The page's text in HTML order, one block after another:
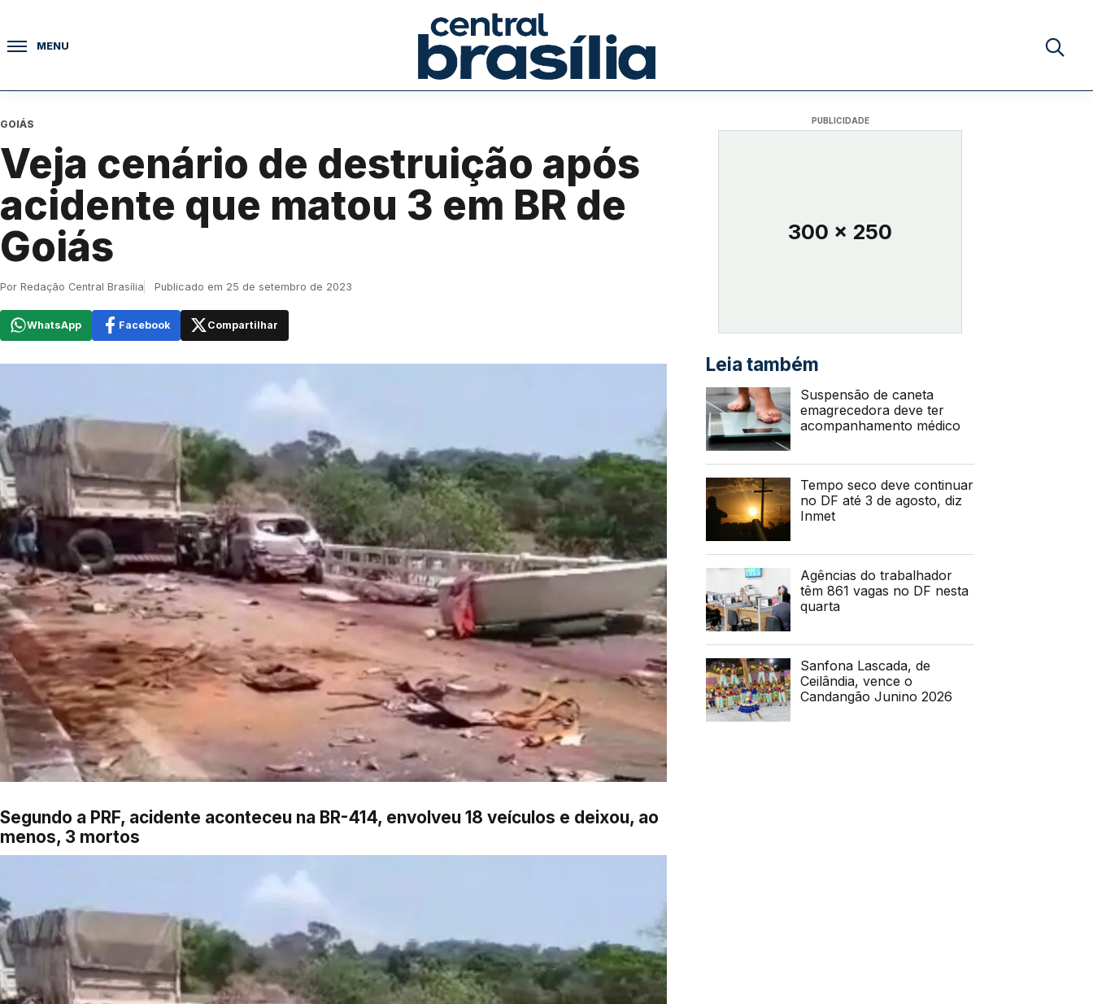
MENU
Buscar
GOIÁS
Veja cenário de destruição após
acidente que matou 3 em BR de
Goiás
Por Redação Central Brasília Publicado em 25 de setembro de 2023
WhatsApp Facebook Compartilhar
Segundo a PRF, acidente aconteceu na BR-414, envolveu 18 veículos e deixou, ao
menos, 3 mortos
PUBLICIDADE
300 x 250
Leia também
Suspensão de caneta
emagrecedora deve ter
acompanhamento médico
Tempo seco deve continuar
no DF até 3 de agosto, diz
Inmet
Agências do trabalhador
têm 861 vagas no DF nesta
quarta
Sanfona Lascada, de
Ceilândia, vence o
Candangão Junino 2026